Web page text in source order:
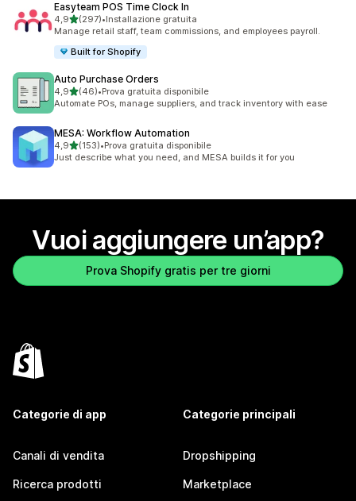
Easyteam POS Time Clock In
4,9stelle su 5
(297)
297 recensioni totali
•Installazione gratuita
Manage retail staff, team commissions, and employees payroll.
Built for Shopify
Auto Purchase Orders
4,9stelle su 5
(46)
46 recensioni totali
•Prova gratuita disponibile
Automate POs, manage suppliers, and track inventory with ease
MESA: Workflow Automation
4,9stelle su 5
(153)
153 recensioni totali
•Prova gratuita disponibile
Just describe what you need, and MESA builds it for you
Vuoi aggiungere un’app?
Prova Shopify gratis per tre giorni
Categorie di app
Canali di vendita
Ricerca prodotti
Categorie principali
Dropshipping
Marketplace